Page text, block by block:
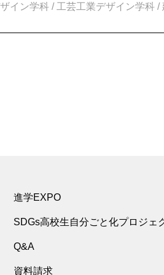
イン学科 / 工芸工業デザイン学科 /
進学EXPO
SDGs高校生自分ごと化プロジェ
Q&A
資料請求